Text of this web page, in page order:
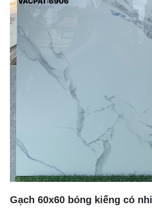
Gạch 60x60 bóng kiếng có